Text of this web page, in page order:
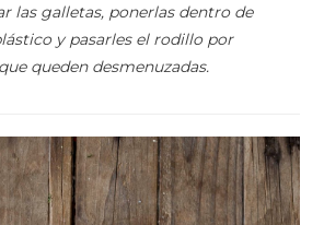
las galletas, ponerlas dentro de
y pasarles el rodillo por
queden desmenuzadas.